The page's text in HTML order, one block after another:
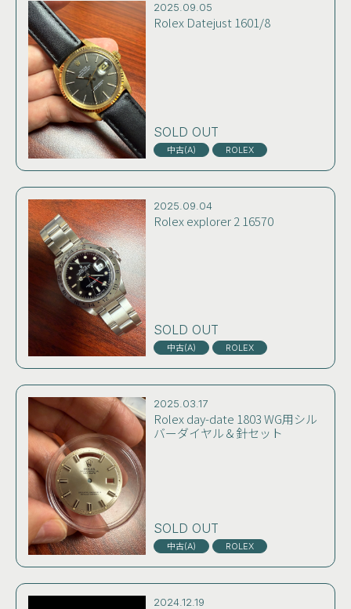
2025.09.05
Rolex Datejust 1601/8
SOLD OUT
中古(A) ROLEX
2025.09.04
Rolex explorer 2 16570
SOLD OUT
中古(A) ROLEX
2025.03.17
Rolex day-date 1803 WG用シル
バーダイヤル＆針セット
SOLD OUT
中古(A) ROLEX
2024.12.19